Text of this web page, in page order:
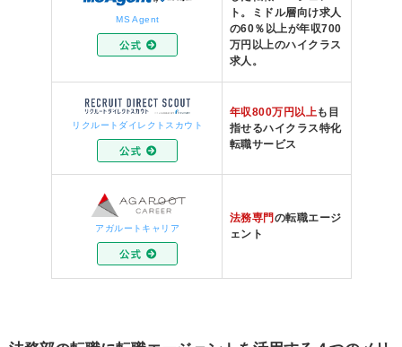
MS Agent
ト。ミドル層向け求人
の60％以上が年収700
万円以上のハイクラス
求人。
リクルートダイレクトスカウト
年収800万円以上も目
指せるハイクラス特化
転職サービス
アガルートキャリア
法務専門 の転職エージ
ェント